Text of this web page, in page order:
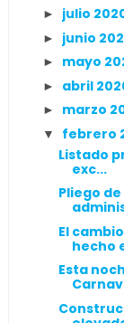
► julio
► junio
► mayo
► abril
► marzo
▼ febrero
Listado
exc...
Pliego
El
hecho
Esta